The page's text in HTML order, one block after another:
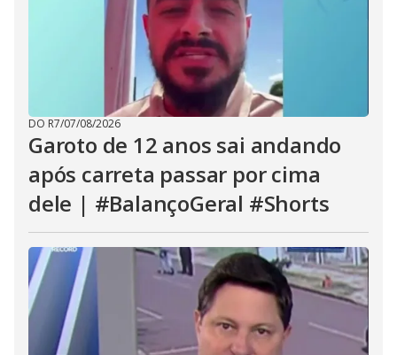
DO R7/07/08/2026
Garoto de 12 anos sai andando
após carreta passar por cima
dele | #BalançoGeral #Shorts